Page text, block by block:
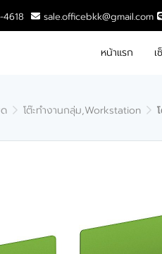
sale.officebkk@gmail.com
หน้าแรก
โต๊ะทำงานกลุ่ม,Workstation